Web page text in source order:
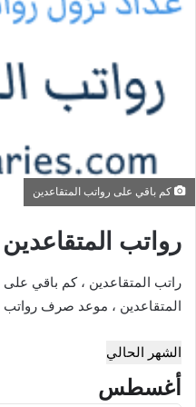
كم باقي على رواتب المتقاعدين
رواتب المتقاعدين
راتب المتقاعدين ، كم باقي على
المتقاعدين ، موعد صرف رواتب
الشهر الحالي
أغسطس